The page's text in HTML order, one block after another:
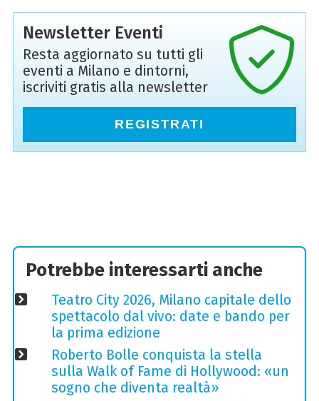
Newsletter Eventi
Resta aggiornato su tutti gli
eventi a Milano e dintorni,
iscriviti gratis alla newsletter
REGISTRATI
Potrebbe interessarti anche
Teatro City 2026, Milano capitale dello
spettacolo dal vivo: date e bando per
la prima edizione
Roberto Bolle conquista la stella
sulla Walk of Fame di Hollywood: «un
sogno che diventa realtà»